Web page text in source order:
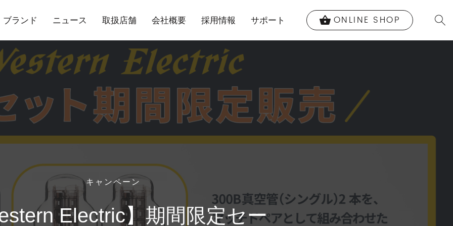
ブランド ニュース 取扱店舗 会社概要 採用情報 サポート shopping_basket ONLINE SHOP
キャンペーン
Electric】期間限定セー